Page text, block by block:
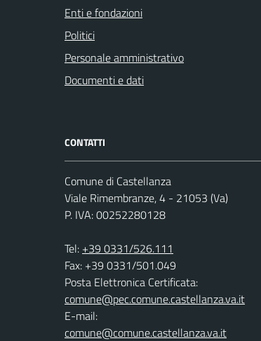
Enti e fondazioni
Politici
Personale amministrativo
Documenti e dati
CONTATTI
Comune di Castellanza
Viale Rimembranze, 4 - 21053 (Va)
P. IVA: 00252280128
Tel: +39 0331/526.111
Fax: +39 0331/501.049
Posta Elettronica Certificata:
comune@pec.comune.castellanza.va.it
E-mail:
comune@comune.castellanza.va.it